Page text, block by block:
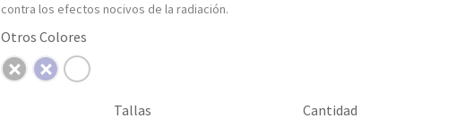
contra los efectos nocivos de la radiación.
Tallas Cantidad